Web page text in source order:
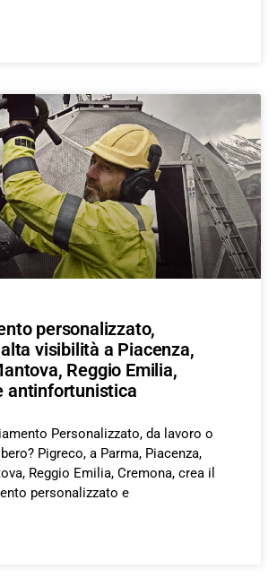
personalizzato,
visibilità a Piacenza,
Reggio Emilia,
antinfortunistica
Personalizzato, da lavoro o
Pigreco, a Parma, Piacenza,
Reggio Emilia, Cremona, crea il
personalizzato e